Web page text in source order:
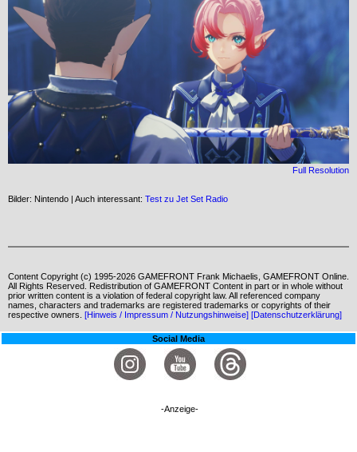
Full Resolution
Bilder: Nintendo | Auch interessant: Test zu Jet Set Radio
Content Copyright (c) 1995-2026 GAMEFRONT Frank Michaelis, GAMEFRONT Online.
All Rights Reserved. Redistribution of GAMEFRONT Content in part or in whole without
prior written content is a violation of federal copyright law. All referenced company
names, characters and trademarks are registered trademarks or copyrights of their
respective owners. [Hinweis / Impressum / Nutzungshinweise] [Datenschutzerklärung]
Social Media
-Anzeige-